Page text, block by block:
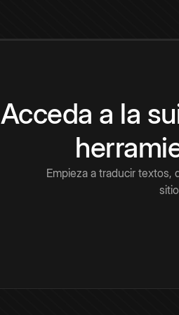
Acceda a la
Empieza a traducir textos,